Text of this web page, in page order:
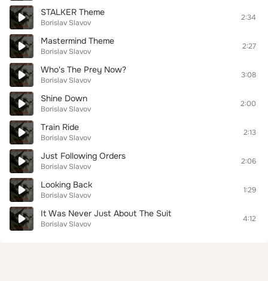
STALKER Theme
Borislav Slavov
2:34
Mastermind Theme
Borislav Slavov
2:27
Who's The Prey Now?
Borislav Slavov
3:08
Shine Down
Borislav Slavov
2:00
Train Ride
Borislav Slavov
2:13
Just Following Orders
Borislav Slavov
2:06
Looking Back
Borislav Slavov
1:29
It Was Never Just About The Suit
Borislav Slavov
4:12